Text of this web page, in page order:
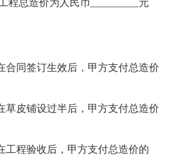
程总造价为人民币_________元
合同签订生效后，甲方支付总造价
草皮铺设过半后，甲方支付总造价
工程验收后，甲方支付总造价的